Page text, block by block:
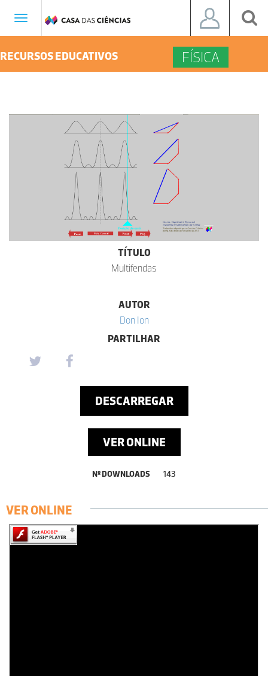
Toggle
RECURSOS EDUCATIVOS FÍSICA
TÍTULO
Multifendas
AUTOR
Don Ion
PARTILHAR
DESCARREGAR
VER ONLINE
Nº DOWNLOADS 143
VER ONLINE